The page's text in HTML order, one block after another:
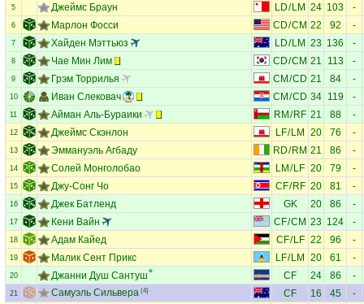
5 Джеймс Браун LD/ LM 24 103 -
6 Марлон Фосси CD/CM 22 92 -
7 Хайден Мэттьюз LD/ LM 23 136 -
8 Чае Мин Лим CD/CM 21 113 -
9 Грэм Торрилья CM /CD 21 84 -
10 Иван Слековач CM /CD 34 119 -
11 Айман Аль-Бураики RM / RF 21 88 -
12 Джеймс Скэнлон LF/ LM 20 76 -
13 Эммануэль Агбаду RD/ RM 21 86 -
14 Солей Монголобао LM / LF 20 79 -
15 Джу-Сонг Чо CF/RF 20 81 -
16 Джек Батленд GK 20 86 -
17 Кени Вайн CF/CM 23 124 -
18 Адам Кайед CF/LF 22 96 -
19 Малик Сент Прикс LF/ LM 20 61 -
20 Джанни Душ Сантуш CF 24 86 -
21 Самуэль Сильвера (4) CF 16 45 -